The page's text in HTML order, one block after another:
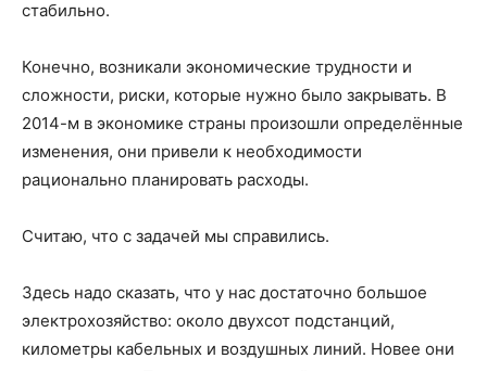
стабильно.
Конечно, возникали экономические трудности и
сложности, риски, которые нужно было закрывать. В
2014-м в экономике страны произошли определённые
изменения, они привели к необходимости
рационально планировать расходы.
Считаю, что с задачей мы справились.
Здесь надо сказать, что у нас достаточно большое
электрохозяйство: около двухсот подстанций,
километры кабельных и воздушных линий. Новее они